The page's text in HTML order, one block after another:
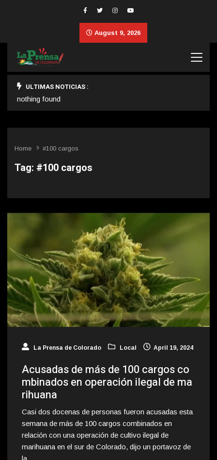
August 9, 2026
ULTIMAS NOTICIAS :
nothing found
Home #100 cargos
Tag: #100 cargos
La Prensa de Colorado Local April 19, 2024
Acusadas de más de 100 cargos co
mbinados en operación ilegal de ma
rihuana
Casi dos docenas de personas fueron acusadas esta
semana de más de 100 cargos combinados en
relación con una operación de cultivo ilegal de
marihuana en el sur de Colorado, dijo un portavoz de